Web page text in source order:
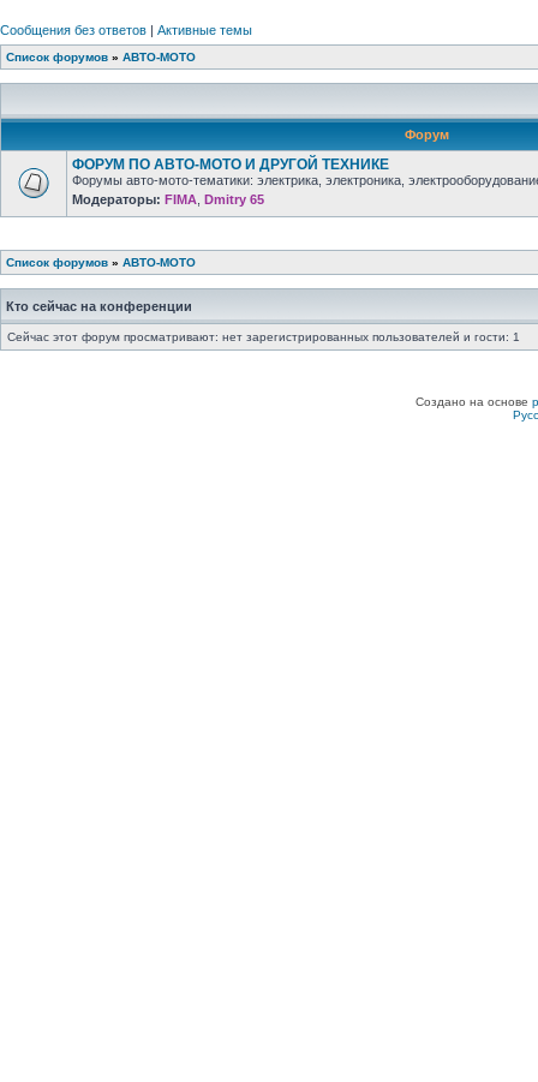
Сообщения без ответов | Активные темы
Список форумов » АВТО-МОТО
Форум
ФОРУМ ПО АВТО-МОТО И ДРУГОЙ ТЕХНИКЕ
Форумы авто-мото-тематики: электрика, электроника,
Модераторы: FIMA Dmitry 65
Список форумов » АВТО-МОТО
Кто сейчас на конференции
Сейчас этот форум просматривают: нет зарегистрированных пользователей и гости: 1
Создано на основе